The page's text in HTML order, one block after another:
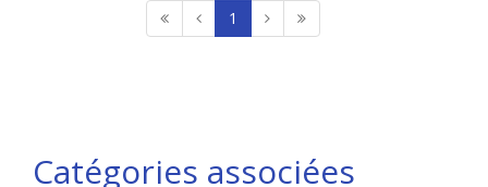
1
Catégories associées